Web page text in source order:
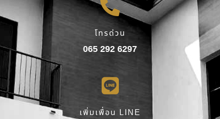
โทรด่วน
065 292 6297
เพิ่มเพื่อน LINE